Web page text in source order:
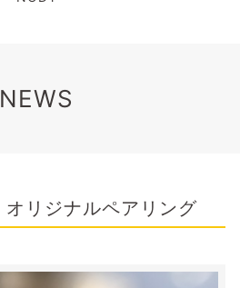
NEWS
オリジナルペアリング